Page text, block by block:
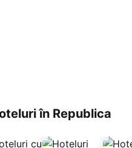
în Republica